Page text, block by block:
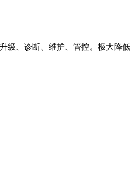
级、诊断、维护、管控。极大降低